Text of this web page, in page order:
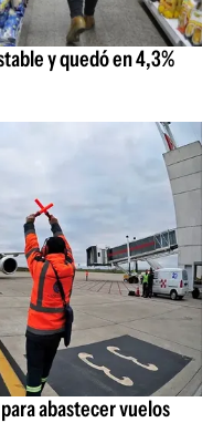
y quedó en 4,3%
abastecer vuelos